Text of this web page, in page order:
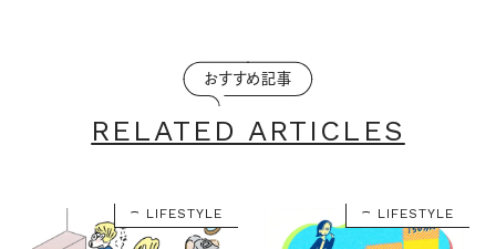
おすすめ記事
RELATED ARTICLES
LIFESTYLE LIFESTYLE